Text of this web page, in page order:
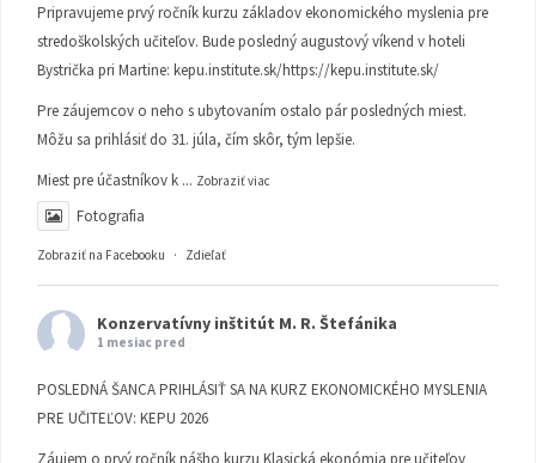
Pripravujeme prvý ročník kurzu základov ekonomického myslenia pre
stredoškolských učiteľov. Bude posledný augustový víkend v hoteli
Bystrička pri Martine: kepu.institute.sk/https://kepu.institute.sk/
Pre záujemcov o neho s ubytovaním ostalo pár posledných miest.
Môžu sa prihlásiť do 31. júla, čím skôr, tým lepšie.
Miest pre účastníkov k ... Zobraziť viac
Fotografia
Zobraziť na Facebooku · Zdieľať
Konzervatívny inštitút M. R. Štefánika
1 mesiac pred
POSLEDNÁ ŠANCA PRIHLÁSIŤ SA NA KURZ EKONOMICKÉHO MYSLENIA
PRE UČITEĽOV: KEPU 2026
Záujem o prvý ročník nášho kurzu Klasická ekonómia pre učiteľov